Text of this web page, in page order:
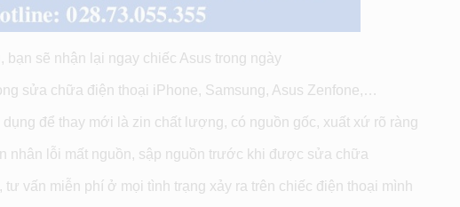
sẽ nhận lại ngay chiếc Asus trong ngày
sửa chữa điện thoại iPhone, Samsung, Asus Zenfone,…
để thay mới là zin chất lượng, có nguồn gốc, xuất xứ rõ ràng
nhân lỗi mất nguồn, sập nguồn trước khi được sửa chữa
vấn miễn phí ở mọi tình trạng xảy ra trên chiếc điện thoại mình